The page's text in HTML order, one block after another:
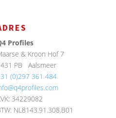
Profiles
& Kroon Hof 7
PB
Aalsmeer
31 (0)297 361 484
34229082
NL8143.91.308.B01